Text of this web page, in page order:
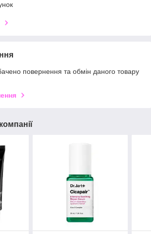
повернення та обмін даного товару